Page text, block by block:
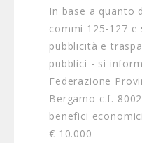
In base a quanto
commi 125-127 e
pubblicità e
pubblici - si
Federazione
Bergamo c.f.
benefici
€ 10.000